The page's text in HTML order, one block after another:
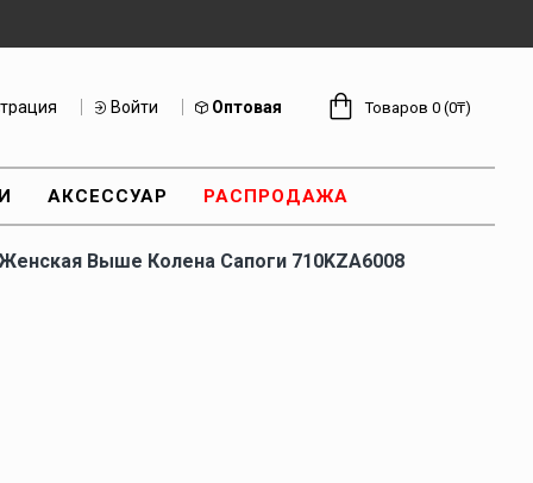
Войти Оптовая Товаров 0 (0₸)
АКСЕССУАР РАСПРОДАЖА
Выше Колена Сапоги 710KZA6008